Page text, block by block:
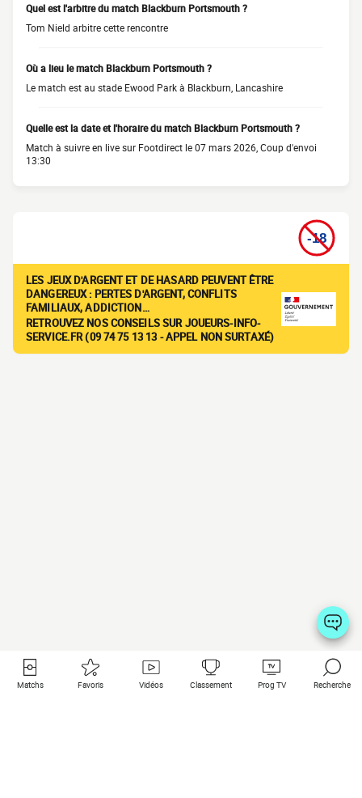
Quel est l'arbitre du match Blackburn Portsmouth ?
Tom Nield arbitre cette rencontre
Où a lieu le match Blackburn Portsmouth ?
Le match est au stade Ewood Park à Blackburn, Lancashire
Quelle est la date et l'horaire du match Blackburn Portsmouth ?
Match à suivre en live sur Footdirect le 07 mars 2026, Coup d'envoi
13:30
LES JEUX D'ARGENT ET DE HASARD PEUVENT ÊTRE
DANGEREUX : PERTES D'ARGENT, CONFLITS
FAMILIAUX, ADDICTION…
RETROUVEZ NOS CONSEILS SUR JOUEURS-INFO-
SERVICE.FR (09 74 75 13 13 - APPEL NON SURTAXÉ)
Matchs Favoris Vidéos Classement Prog TV Recherche